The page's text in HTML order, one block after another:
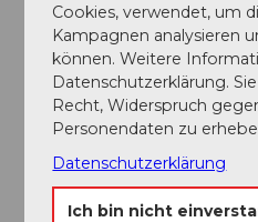
Veranstaltung
Sehenswertes
Touren
Cookies, verwendet, um
Kampagnen analysieren
können. Weitere
Datenschutzerklärung.
Recht, Widerspruch
Personendaten zu
Datenschutzerklärung
Ich bin nicht